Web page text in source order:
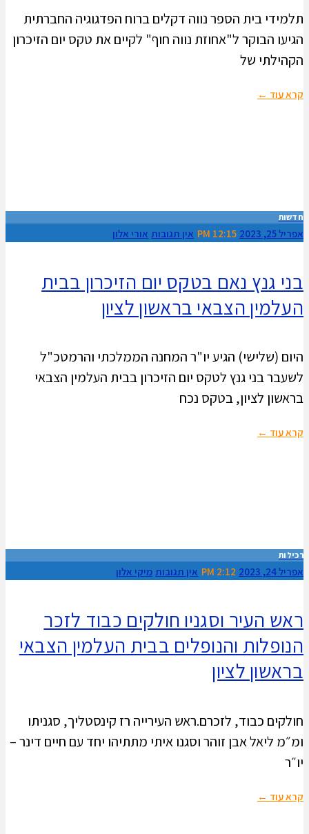
תלמידי בית הספר נווה דקלים ברוח הפדגוגיה החברתית
הגיעו הבוקר ל"אחוזת נווה חוף" לקיים את טקס יום הזיכרון
הקהילתי של
קרא עוד ←
חדשות
אפריל 25, 2023 12:15 PM אין תגובות אורי אלון
בני גנץ נאם בטקס יום הזיכרון בבית
העלמין הצבאי בראשון לציון
היום (שלישי) הגיע יו"ר המחנה הממלכתי והרמטכ"ל
לשעבר בני גנץ לטקס יום הזיכרון בבית העלמין הצבאי
בראשון לציון, בטקס נכח
קרא עוד ←
רכילות
אפריל 24, 2023 2:12 PM אין תגובות מיקי אלון
ראש העיר וסגניו חולקים כבוד לזכר
הנופלות והנופלים בבית העלמין הצבאי
בראשון לציון
חולקים כבוד, לזכרם.ראש העירייה רז קינסטליך, סגניתו
ומ״מ ליאל אבן זוהר וסגנו איתי מתתיהו יחד עם חיים דינר –
יו״ר
קרא עוד ←